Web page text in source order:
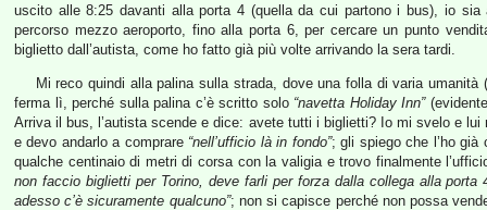
uscito alle 8:25 davanti alla porta 4 (quella da cui partono i bus), io
percorso mezzo aeroporto, fino alla porta 6, per cercare un punto
biglietto dall’autista, come ho fatto già più volte arrivando la sera tardi.
Mi reco quindi alla palina sulla strada, dove una folla di varia
ferma lì, perché sulla palina c’è scritto solo “navetta Holiday Inn”
Arriva il bus, l’autista scende e dice: avete tutti i biglietti? Io mi svelo e
e devo andarlo a comprare “nell’ufficio là in fondo”; gli spiego che l’ho
qualche centinaio di metri di corsa con la valigia e trovo finalmente
non faccio biglietti per Torino, deve farli per forza dalla collega alla porta
adesso c’è sicuramente qualcuno”; non si capisce perché non possa